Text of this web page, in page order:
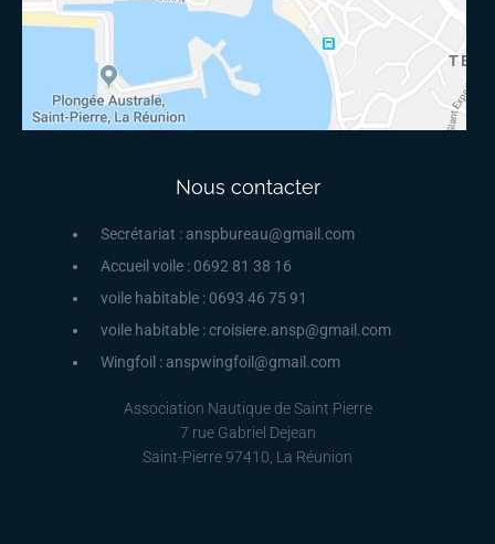
Nous contacter
Secrétariat : anspbureau@gmail.com
Accueil voile : 0692 81 38 16
voile habitable : 0693 46 75 91
voile habitable : croisiere.ansp@gmail.com
Wingfoil : anspwingfoil@gmail.com
Association Nautique de Saint Pierre
7 rue Gabriel Dejean
Saint-Pierre 97410, La Réunion